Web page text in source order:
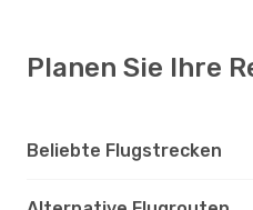
Planen Sie Ihre
Beliebte Flugstrecken